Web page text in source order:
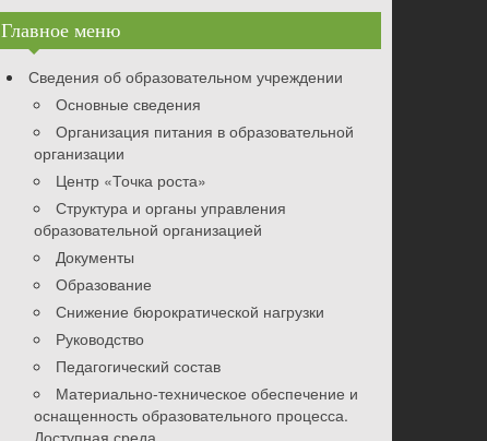
Главное меню
Сведения об образовательном учреждении
Основные сведения
Организация питания в образовательной
организации
Центр «Точка роста»
Структура и органы управления
образовательной организацией
Документы
Образование
Снижение бюрократической нагрузки
Руководство
Педагогический состав
Материально-техническое обеспечение и
оснащенность образовательного процесса.
Доступная среда